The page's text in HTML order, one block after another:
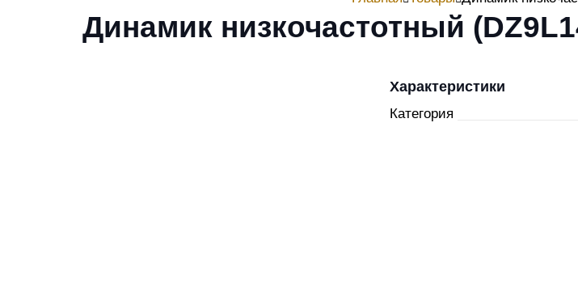
Динамик низкочастотный
Характеристики
Категория